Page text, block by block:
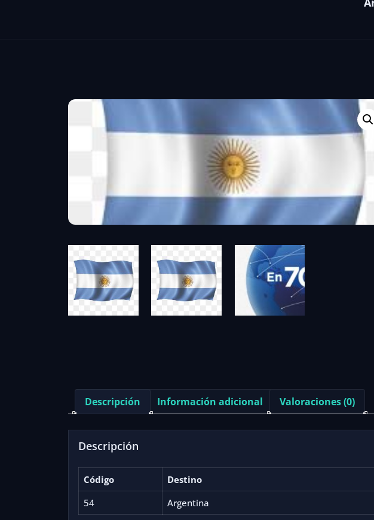
Descripción Información adicional Valoraciones (0)
Descripción
Código Destino
54
Argentina